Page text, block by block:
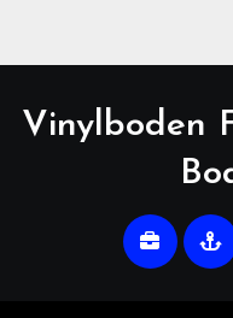
Vinylboden